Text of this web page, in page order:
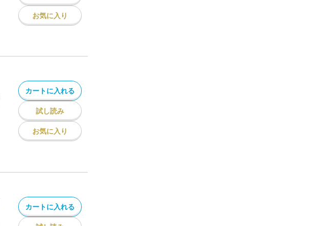
お気に入り
カートに入れる
試し読み
お気に入り
カートに入れる